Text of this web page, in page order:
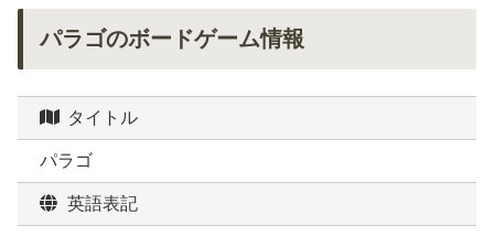
パラゴのボードゲーム情報
タイトル
パラゴ
英語表記